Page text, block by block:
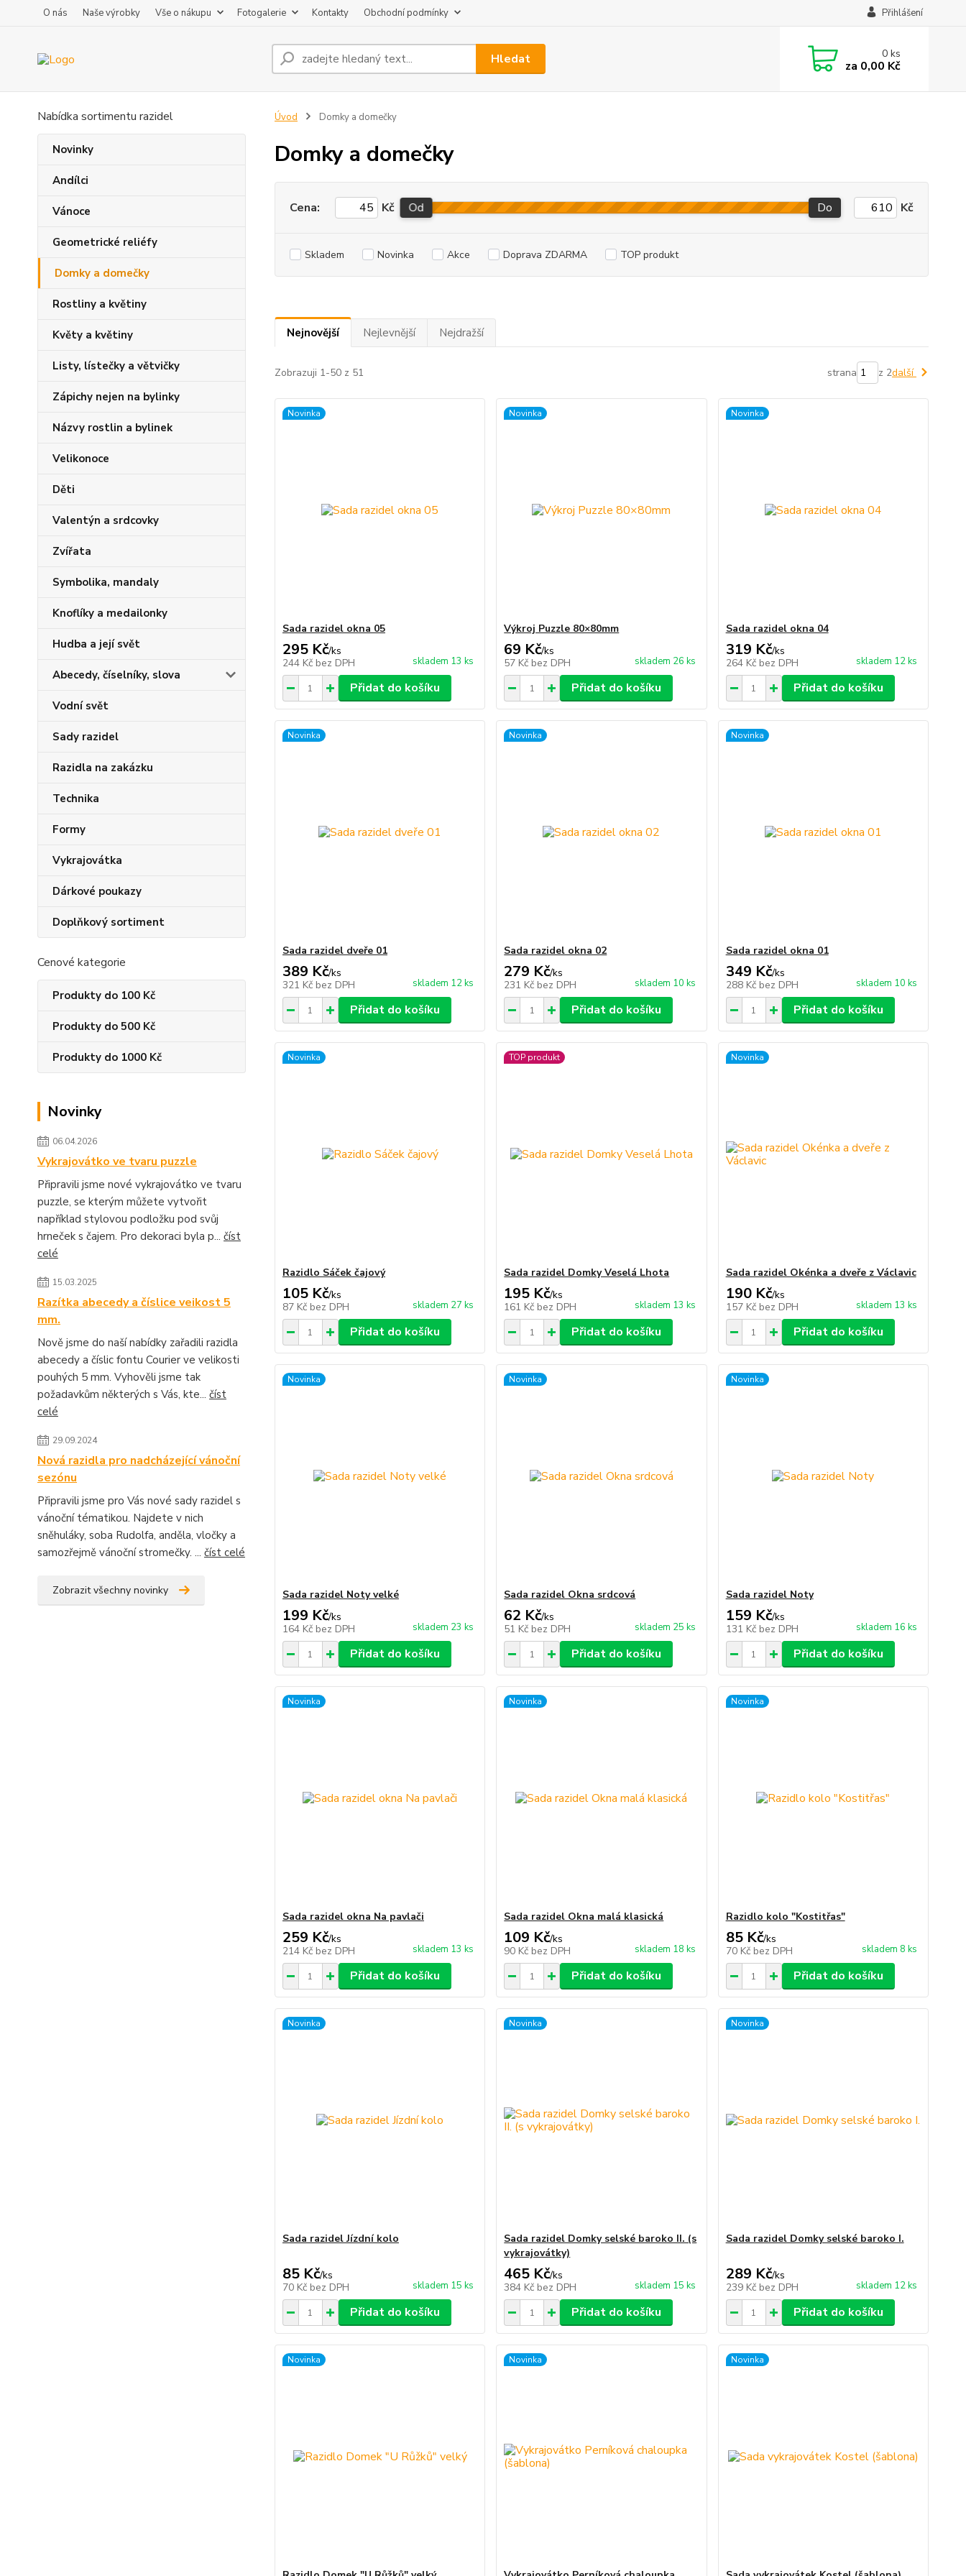
O nás Naše výrobky Vše o nákupu Fotogalerie Kontakty Obchodní podmínky Přihlášení
Hledat 0ks
za 0,00 Kč
Nabídka sortimentu razidel
Novinky
Andílci
Vánoce
Geometrické reliéfy
Domky a domečky
Rostliny a květiny
Květy a květiny
Listy, lístečky a větvičky
Zápichy nejen na bylinky
Názvy rostlin a bylinek
Velikonoce
Děti
Valentýn a srdcovky
Zvířata
Symbolika, mandaly
Knoflíky a medailonky
Hudba a její svět
Abecedy, číselníky, slova
Vodní svět
Sady razidel
Razidla na zakázku
Technika
Formy
Vykrajovátka
Dárkové poukazy
Doplňkový sortiment
Cenové kategorie
Produkty do 100 Kč
Produkty do 500 Kč
Produkty do 1000 Kč
Novinky
06.04.2026
Vykrajovátko ve tvaru puzzle
Připravili jsme nové vykrajovátko ve tvaru
puzzle, se kterým můžete vytvořit
například stylovou podložku pod svůj
hrneček s čajem. Pro dekoraci byla p... číst
celé
15.03.2025
Razítka abecedy a číslice veikost 5
mm.
Nově jsme do naší nabídky zařadili razidla
abecedy a číslic fontu Courier ve velikosti
pouhých 5 mm. Vyhověli jsme tak
požadavkům některých s Vás, kte... číst
celé
29.09.2024
Nová razidla pro nadcházející vánoční
sezónu
Připravili jsme pro Vás nové sady razidel s
vánoční tématikou. Najdete v nich
sněhuláky, soba Rudolfa, anděla, vločky a
samozřejmě vánoční stromečky. ... číst celé
Zobrazit všechny novinky
Úvod Domky a domečky
Domky a domečky
Cena: Kč Od Do Kč
Skladem Novinka Akce Doprava ZDARMA TOP produkt
Nejnovější Nejlevnější Nejdražší
Zobrazuji 1-50 z 51 strana z 2další
Novinka
Sada razidel okna 05
295 Kč/ks
244 Kč bez DPH skladem 13 ks
Přidat do košíku
Novinka
Výkroj Puzzle 80×80mm
69 Kč/ks
57 Kč bez DPH skladem 26 ks
Přidat do košíku
Novinka
Sada razidel okna 04
319 Kč/ks
264 Kč bez DPH skladem 12 ks
Přidat do košíku
Novinka
Sada razidel dveře 01
389 Kč/ks
321 Kč bez DPH skladem 12 ks
Přidat do košíku
Novinka
Sada razidel okna 02
279 Kč/ks
231 Kč bez DPH skladem 10 ks
Přidat do košíku
Novinka
Sada razidel okna 01
349 Kč/ks
288 Kč bez DPH skladem 10 ks
Přidat do košíku
Novinka
Razidlo Sáček čajový
105 Kč/ks
87 Kč bez DPH skladem 27 ks
Přidat do košíku
TOP produkt
Sada razidel Domky Veselá Lhota
195 Kč/ks
161 Kč bez DPH skladem 13 ks
Přidat do košíku
Novinka
Sada razidel Okénka a dveře z Václavic
190 Kč/ks
157 Kč bez DPH skladem 13 ks
Přidat do košíku
Novinka
Sada razidel Noty velké
199 Kč/ks
164 Kč bez DPH skladem 23 ks
Přidat do košíku
Novinka
Sada razidel Okna srdcová
62 Kč/ks
51 Kč bez DPH skladem 25 ks
Přidat do košíku
Novinka
Sada razidel Noty
159 Kč/ks
131 Kč bez DPH skladem 16 ks
Přidat do košíku
Novinka
Sada razidel okna Na pavlači
259 Kč/ks
214 Kč bez DPH skladem 13 ks
Přidat do košíku
Novinka
Sada razidel Okna malá klasická
109 Kč/ks
90 Kč bez DPH skladem 18 ks
Přidat do košíku
Novinka
Razidlo kolo "Kostitřas"
85 Kč/ks
70 Kč bez DPH skladem 8 ks
Přidat do košíku
Novinka
Sada razidel Jízdní kolo
85 Kč/ks
70 Kč bez DPH skladem 15 ks
Přidat do košíku
Novinka
Sada razidel Domky selské baroko II. (s
vykrajovátky)
465 Kč/ks
384 Kč bez DPH skladem 15 ks
Přidat do košíku
Novinka
Sada razidel Domky selské baroko I.
289 Kč/ks
239 Kč bez DPH skladem 12 ks
Přidat do košíku
Novinka Novinka Novinka